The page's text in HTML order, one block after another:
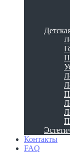
Контакты
FAQ